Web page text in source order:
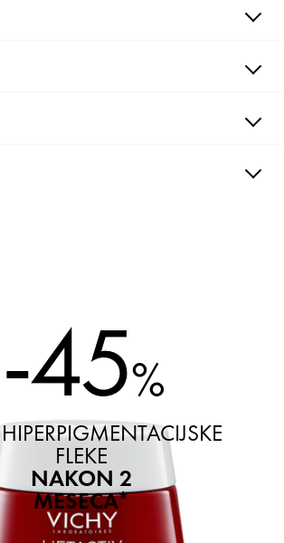
-45%
HIPERPIGMENTACIJSKE
FLEKE
NAKON 2
MESECA*